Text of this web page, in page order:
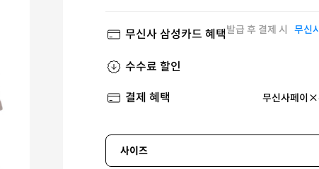
무신사 삼성카드 혜택발급 후 결제 시 무신
수수료 할인
결제 혜택 무신사페이×
사이즈